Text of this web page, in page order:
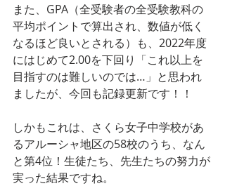
また、GPA（全受験者の全受験教科の
平均ポイントで算出され、数値が低く
なるほど良いとされる）も、2022年度
にはじめて2.00を下回り「これ以上を
目指すのは難しいのでは…」と思われ
ましたが、今回も記録更新です！！
しかもこれは、さくら女子中学校があ
るアルーシャ地区の58校のうち、なん
と第4位！生徒たち、先生たちの努力が
実った結果ですね。